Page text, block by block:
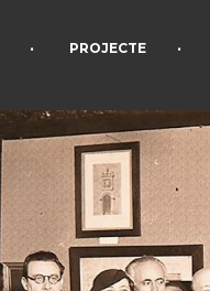
• PROJECTE •